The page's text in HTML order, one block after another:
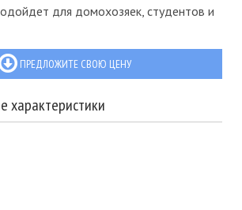
для домохозяек, студентов и
ПРЕДЛОЖИТЕ СВОЮ ЦЕНУ
характеристики